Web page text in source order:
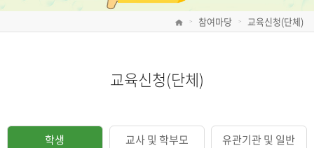
> 참여마당 > 교육신청(단체)
교육신청(단체)
학생 교사 및 학부모 유관기관 및 일반